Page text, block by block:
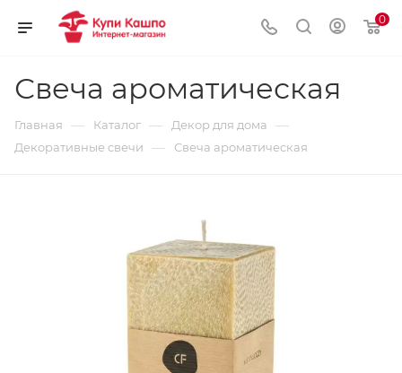
0
Свеча ароматическая
Главная — Каталог — Декор для дома —
Декоративные свечи — Свеча ароматическая